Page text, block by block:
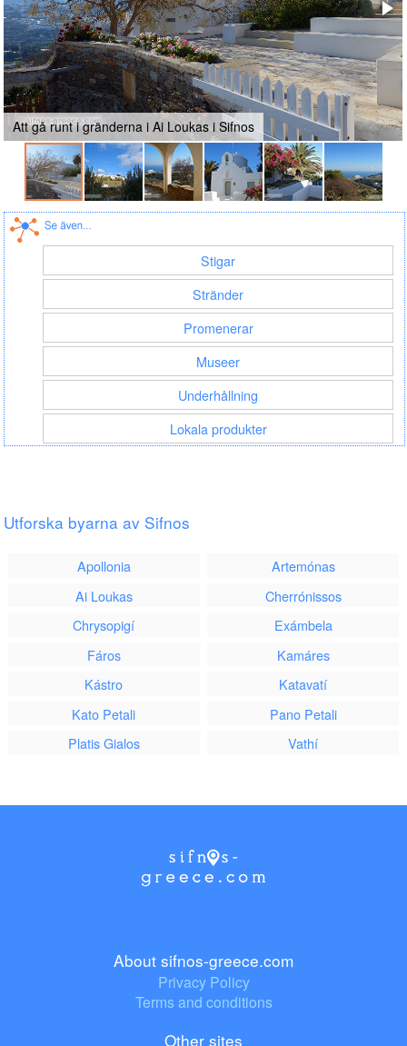
Att gå runt i gränderna i Ai Loukas i Sifnos
Stigar
Stränder
Promenerar
Museer
Underhållning
Lokala produkter
Utforska byarna av Sifnos
Apollonia
Artemónas
Ai Loukas
Cherrónissos
Chrysopigí
Exámbela
Fáros
Kamáres
Kástro
Katavatí
Kato Petali
Pano Petali
Platis Gialos
Vathí
About sifnos-greece.com
Privacy Policy
Terms and conditions
Other sites